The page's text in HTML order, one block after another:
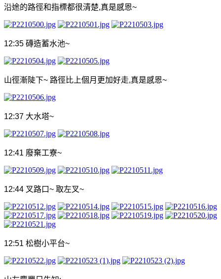
沿途的路徑和指標都很清楚,真是感恩~
12:35 磚造蓄水池~
山徑漸陡下~ 路徑比上個月更加好走,真是感恩~
12:37 大水塔~
12:41 廢棄工寮~
12:44 叉路口~ 取左叉~
12:51 松樹小平台~